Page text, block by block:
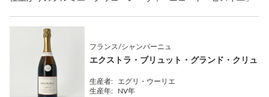
フランス/シャンパーニュ
エクストラ・ブリュット・グランド・クリュ
生産者:
エグリ・ウーリエ
生産年:
NV年